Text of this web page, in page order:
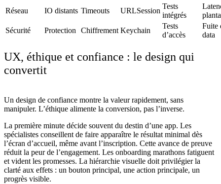
Réseau
IO distants Timeouts URLSession
Tests
intégrés
Sécurité
Protection Chiffrement Keychain
Tests
d’accès
Fuite
data
UX, éthique et confiance : le design qui
convertit
Un design de confiance montre la valeur rapidement, sans
manipuler. L’éthique alimente la conversion, pas l’inverse.
La première minute décide souvent du destin d’une app. Les
spécialistes conseillent de faire apparaître le résultat minimal dès
l’écran d’accueil, même avant l’inscription. Cette avance de preuve
réduit la peur de l’engagement. Les onboarding marathons fatiguent
et vident les promesses. La hiérarchie visuelle doit privilégier la
clarté aux effets : un bouton principal, une action principale, un
progrès visible.